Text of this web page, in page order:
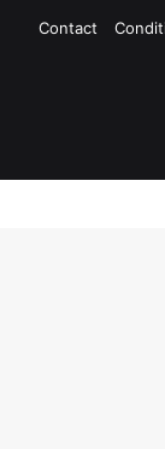
Contact